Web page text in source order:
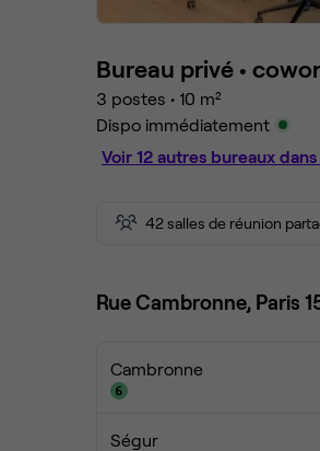
Bureau privé •
3 postes • 10 m²
Dispo immédiatement
Voir 12 autres bureaux
42 salles de réunion
Rue Cambronne, Paris
Cambronne
Ségur